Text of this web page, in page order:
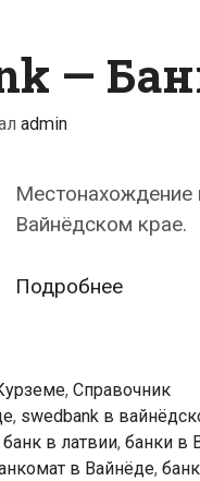
—
admin
Местонахождение
Вайнёдском крае.
Подробнее
, Справочник
, swedbank в
банк в латвии, банки в
в Вайнёде,